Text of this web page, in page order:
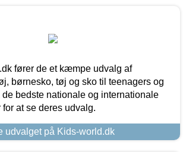
fører de et kæmpe udvalg af
børnesko, tøj og sko til teenagers og
de bedste nationale og internationale
at se deres udvalg.
udvalget på Kids-world.dk